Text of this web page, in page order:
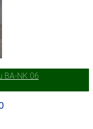
BA-NK 06